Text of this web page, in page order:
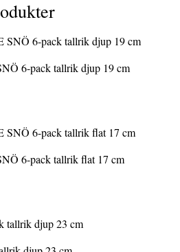
6-pack tallrik djup 19 cm
6-pack tallrik flat 17 cm